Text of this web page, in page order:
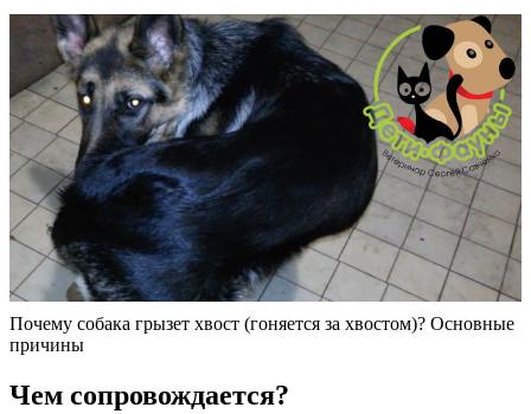
Почему собака грызет хвост (гоняется за хвостом)? Основные
причины
Чем сопровождается?